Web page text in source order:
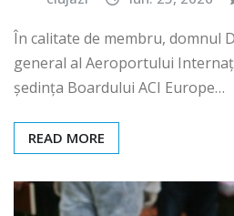
În calitate de membru, domnul
general al Aeroportului
ședința Boardului ACI Europe…
READ MORE